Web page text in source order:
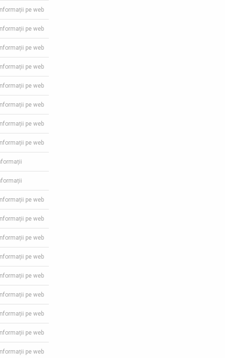
pe web
pe web
pe web
pe web
pe web
pe web
pe web
pe web
pe web
pe web
pe web
pe web
pe web
pe web
pe web
pe web
pe web